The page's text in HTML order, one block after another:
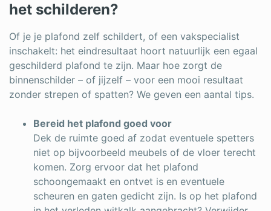
het schilderen?
Of je je plafond zelf schildert, of een vakspecialist
inschakelt: het eindresultaat hoort natuurlijk een egaal
geschilderd plafond te zijn. Maar hoe zorgt de
binnenschilder – of jijzelf – voor een mooi resultaat
zonder strepen of spatten? We geven een aantal tips.
Bereid het plafond goed voor
Dek de ruimte goed af zodat eventuele spetters
niet op bijvoorbeeld meubels of de vloer terecht
komen. Zorg ervoor dat het plafond
schoongemaakt en ontvet is en eventuele
scheuren en gaten gedicht zijn. Is op het plafond